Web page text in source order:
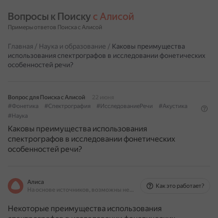
Вопросы к Поиску с Алисой
Примеры ответов Поиска с Алисой
Главная / Наука и образование / Каковы преимущества
использования спектрографов в исследовании фонетических
особенностей речи?
Вопрос для Поиска с Алисой
22 июня
#Фонетика
#Спектрография #ИсследованиеРечи
#Акустика
#Наука
Каковы преимущества использования
спектрографов в исследовании фонетических
особенностей речи?
Алиса
На основе источников, возможны неточности
Как это работает?
Некоторые преимущества использования